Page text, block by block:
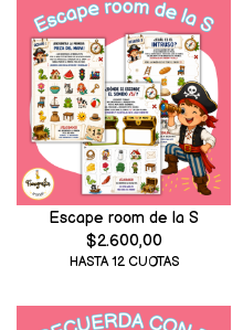
Escape room de la S
$2.600,00
HASTA 12 CUOTAS